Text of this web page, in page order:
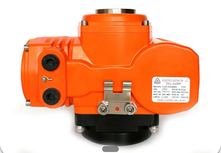
RUMAH
PRODUK
TAMPILAN